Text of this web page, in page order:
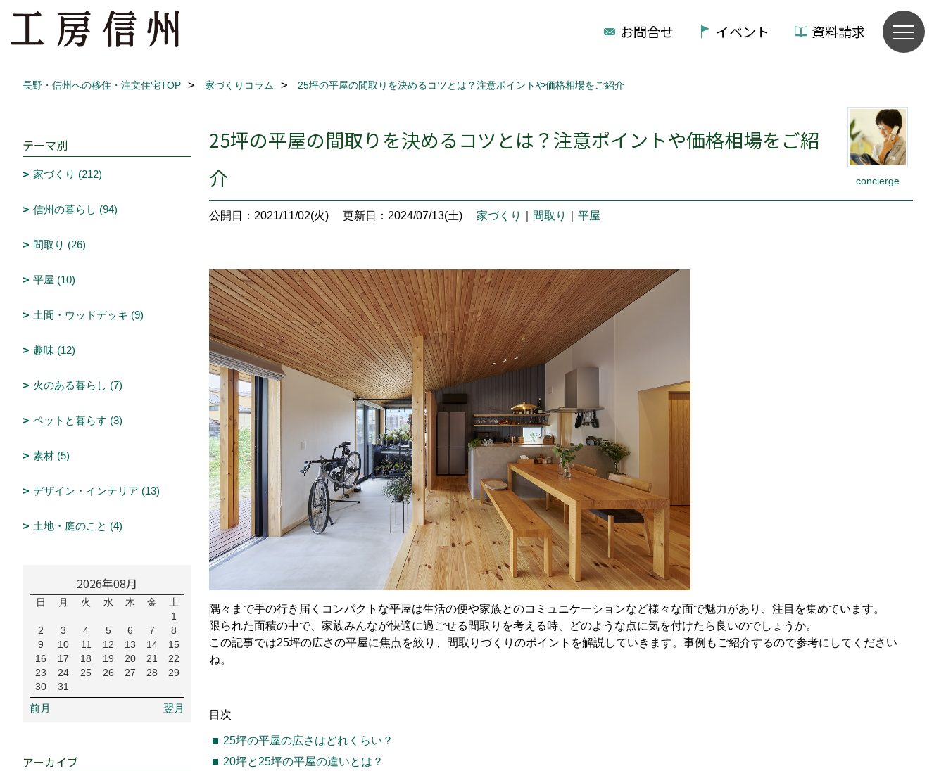
お問合せ イベント 資料請求
長野・信州への移住・注文住宅TOP 家づくりコラム 25坪の平屋の間取りを決めるコツとは？注意ポイントや価格相場をご紹介
concierge
25坪の平屋の間取りを決めるコツとは？注意ポイントや価格相場をご紹
介
公開日：2021/11/02(火) 更新日：2024/07/13(土) 家づくり 間取り 平屋
隅々まで手の行き届くコンパクトな平屋は生活の便や家族とのコミュニケーションなど様々な面で魅力があり、注目を集めています。
限られた面積の中で、家族みんなが快適に過ごせる間取りを考える時、どのような点に気を付けたら良いのでしょうか。
この記事では25坪の広さの平屋に焦点を絞り、間取りづくりのポイントを解説していきます。事例もご紹介するので参考にしてください
ね。
目次
25坪の平屋の広さはどれくらい？
20坪と25坪の平屋の違いとは？
テーマ別
家づくり (212)
信州の暮らし (94)
間取り (26)
平屋 (10)
土間・ウッドデッキ (9)
趣味 (12)
火のある暮らし (7)
ペットと暮らす (3)
素材 (5)
デザイン・インテリア (13)
土地・庭のこと (4)
2026年08月
日 月 火 水 木 金
土
1
2
3 4 5 6 7
8
9
10 11 12 13 14
15
16
17 18 19 20 21
22
23
24 25 26 27 28
29
30
31
前月 翌月
アーカイブ